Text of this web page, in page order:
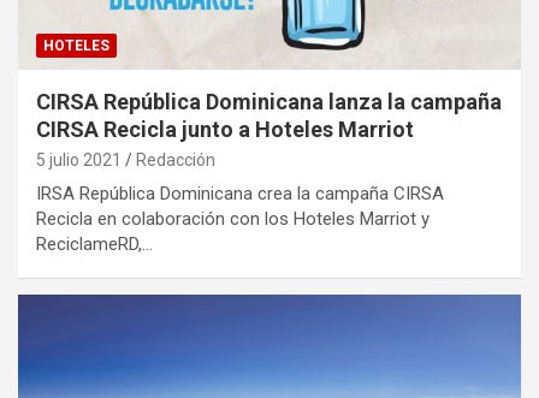
HOTELES
CIRSA República Dominicana lanza la campaña
CIRSA Recicla junto a Hoteles Marriot
5 julio 2021 Redacción
IRSA República Dominicana crea la campaña CIRSA
Recicla en colaboración con los Hoteles Marriot y
ReciclameRD,…